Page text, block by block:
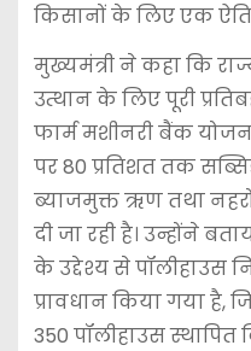
किसानों के लिए एक
मुख्यमंत्री ने कहा कि
उत्थान के लिए पूरी
फार्म मशीनरी बैंक
पर 80 प्रतिशत तक
ब्याजमुक्त ऋण तथा
दी जा रही है। उन्होंने
के उद्देश्य से पॉलीहाउस
प्रावधान किया गया
350 पॉलीहाउस